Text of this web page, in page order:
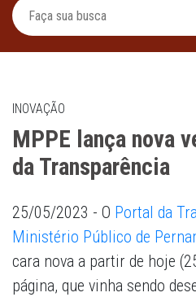
INOVAÇÃO
MPPE lança nova
da Transparência
25/05/2023 - O Portal da
Ministério Público de
cara nova a partir de hoje
página, que vinha sendo